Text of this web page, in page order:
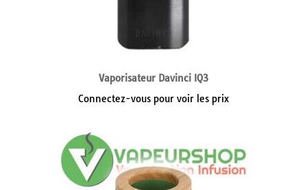
Vaporisateur Davinci IQ3
Connectez-vous pour voir les prix